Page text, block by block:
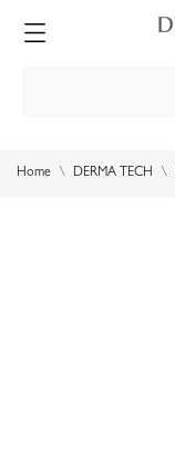
Home DERMA TECH